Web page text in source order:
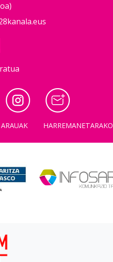
ARAUAK HARREMANETARAKO